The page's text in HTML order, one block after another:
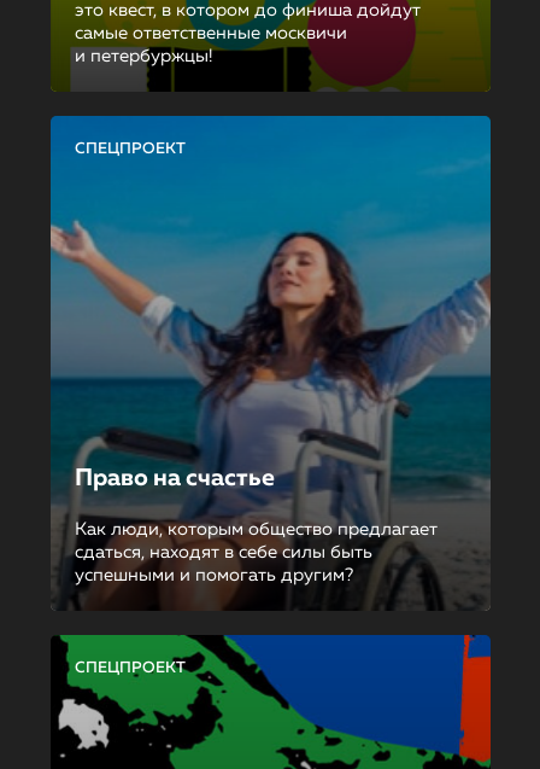
это квест, в котором до финиша дойдут
самые ответственные москвичи
и петербуржцы!
СПЕЦПРОЕКТ
Право на счастье
Как люди, которым общество предлагает
сдаться, находят в себе силы быть
успешными и помогать другим?
СПЕЦПРОЕКТ